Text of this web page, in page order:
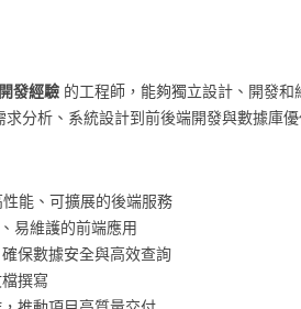
發經驗 的工程師，能夠獨立設計、開發和
分析、系統設計到前後端開發與數據庫
能、可擴展的後端服務
易維護的前端應用
保數據安全與高效查詢
撰寫